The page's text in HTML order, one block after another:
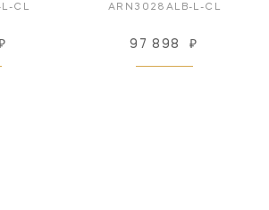
CL ARN3028ALB-L-CL
97 898 ₽